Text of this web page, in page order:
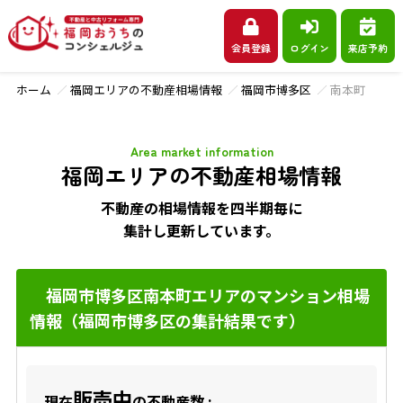
会員登録 ログイン 来店予約
ホーム 福岡エリアの不動産相場情報 福岡市博多区 南本町
福岡エリアの不動産相場情報
Area market information
不動産の相場情報を四半期毎に
集計し更新しています。
福岡市博多区南本町エリアのマンション相場
情報（福岡市博多区の集計結果です）